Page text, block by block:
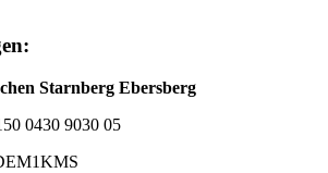
Starnberg Ebersberg
0430 9030 05